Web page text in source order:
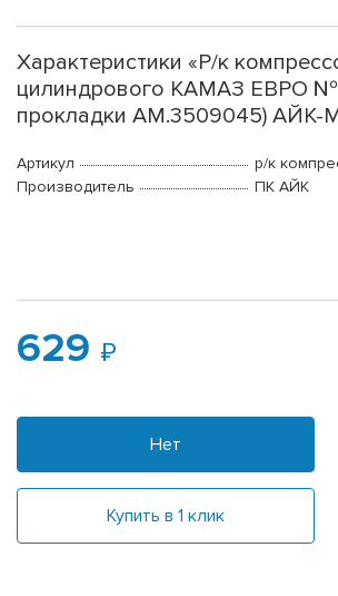
Характеристики «Р/к
цилиндрового КАМАЗ ЕВРО
прокладки АМ.3509045) АЙК-
Артикул
р/к
Производитель
ПК АЙК
629
Нет
Купить в 1 клик